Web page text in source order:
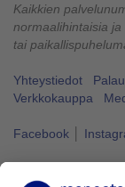
Kaikkien
normaalihintaisia
tai
Yhteystiedot
Verkkokauppa
Facebook
Vapaus liikkua